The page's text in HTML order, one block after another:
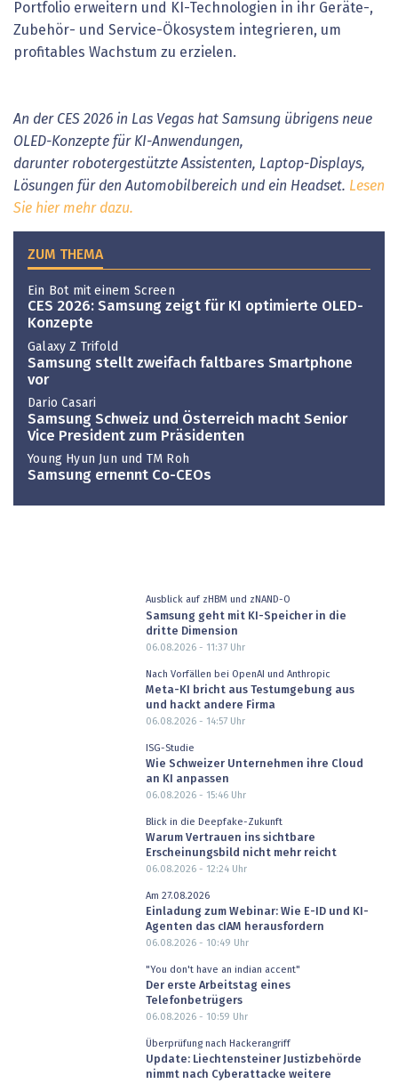
Portfolio erweitern und KI-Technologien in ihr Geräte-,
Zubehör- und Service-Ökosystem integrieren, um
profitables Wachstum zu erzielen.
An der CES 2026 in Las Vegas hat Samsung übrigens neue
OLED-Konzepte für KI-Anwendungen,
darunter robotergestützte Assistenten, Laptop-Displays,
Lösungen für den Automobilbereich und ein Headset. Lesen
Sie hier mehr dazu.
ZUM THEMA
Ein Bot mit einem Screen
CES 2026: Samsung zeigt für KI optimierte OLED-
Konzepte
Galaxy Z Trifold
Samsung stellt zweifach faltbares Smartphone
vor
Dario Casari
Samsung Schweiz und Österreich macht Senior
Vice President zum Präsidenten
Young Hyun Jun und TM Roh
Samsung ernennt Co-CEOs
Ausblick auf zHBM und zNAND-O
Samsung geht mit KI-Speicher in die
dritte Dimension
06.08.2026 - 11:37Uhr
Nach Vorfällen bei OpenAI und Anthropic
Meta-KI bricht aus Testumgebung aus
und hackt andere Firma
06.08.2026 - 14:57Uhr
ISG-Studie
Wie Schweizer Unternehmen ihre Cloud
an KI anpassen
06.08.2026 - 15:46Uhr
Blick in die Deepfake-Zukunft
Warum Vertrauen ins sichtbare
Erscheinungsbild nicht mehr reicht
06.08.2026 - 12:24Uhr
Am 27.08.2026
Einladung zum Webinar: Wie E-ID und KI-
Agenten das cIAM herausfordern
06.08.2026 - 10:49 Uhr
"You don't have an indian accent"
Der erste Arbeitstag eines
Telefonbetrügers
06.08.2026 - 10:59 Uhr
Überprüfung nach Hackerangriff
Update: Liechtensteiner Justizbehörde
nimmt nach Cyberattacke weitere